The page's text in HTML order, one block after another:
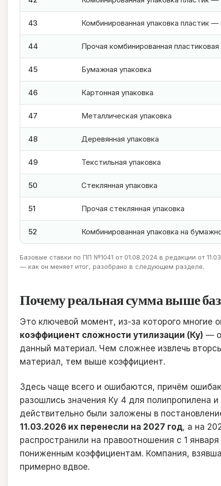
43 Комбинированная упаковка пластик
44 Прочая комбинированная пластиковая
45 Бумажная упаковка
46 Картонная упаковка
47 Металлическая упаковка
48 Деревянная упаковка
49 Текстильная упаковка
50 Стеклянная упаковка
51 Прочая стеклянная упаковка
52 Комбинированная упаковка на
Базовые ставки по ПП №1041 от 01.08.2024 в редакции от
— как он меняет итог, разобрано в следующем разделе.
Почему реальная сумма выше
Это ключевой момент, из-за которого многие
коэффициент сложности утилизации (Ку) —
данный материал. Чем сложнее извлечь
материал, тем выше коэффициент.
Здесь чаще всего и ошибаются, причём
разошлись значения Ку 4 для полипропилена
действительно были заложены в
11.03.2026 их перенесли на 2027 год, а на
распространили на правоотношения с 1
пониженным коэффициентам. Компания,
примерно вдвое.